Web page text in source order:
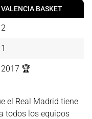
VALENCIA BASKET
2
1
2017 🏆
el Real Madrid tiene
todos los equipos